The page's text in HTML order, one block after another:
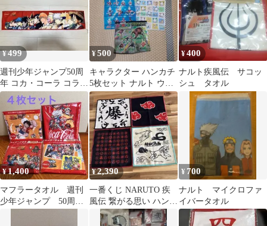
¥499
週刊少年ジャンプ50周
年 コカ・コーラ コラボ
タオル
¥500
キャラクター ハンカチ
5枚セット ナルト ウル
トラマン
¥400
ナルト疾風伝 サコッ
シュ タオル
¥1,400
マフラータオル 週刊
少年ジャンプ 50周
¥2,390
一番くじ NARUTO 疾
風伝 繋がる思い ハンド
タオル 4種セット
¥ 700
ナルト マイクロファ
イバータオル